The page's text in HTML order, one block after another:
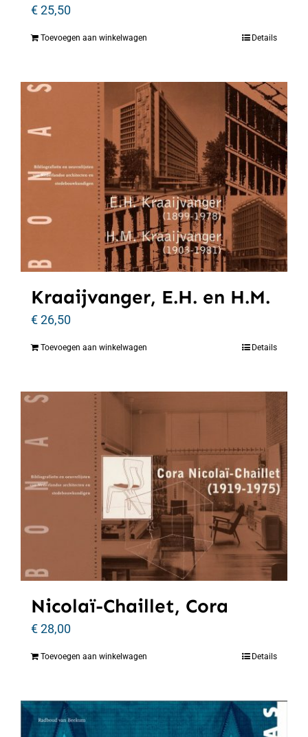
€25,50
Toevoegen aan winkelwagen Details
Kraaijvanger, E.H. en H.M.
€26,50
Toevoegen aan winkelwagen Details
Nicolaï-Chaillet, Cora
€28,00
Toevoegen aan winkelwagen Details